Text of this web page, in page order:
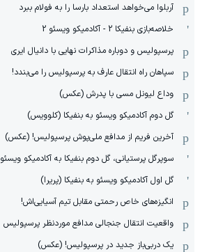
آربلوا می‌خواهد استعداد بارسا را به فولام ببرد
خلاصه‌بازی بنفیکا 2 - آکادمیکو ویسئو 2
پرسپولیس و دوباره مذاکرات نهایی با دانیال ایری
سپاهان راه انتقال عارف به پرسپولیس را می‌بندد!
وداع لیونل مسی با پدرش (عکس)
گل دوم آکادمیکو ویسئو به بنفیکا (کلوویس)
آخرین فریم از مدافع ملی‌پوش پرسپولیس! (عکس)
سوپرگل پرستیانی، گل دوم بنفیکا به آکادمیکو ویسئو
گل اول آکادمیکو ویسئو به بنفیکا (پریرا)
انگیزه‌های خاص رحمتی مقابل تیم‌ آسیایی‌اش!
واقعیت انتقال جنجالی مدافع موردنظر پرسپولیس
یک دربی‌باز جدید در پرسپولیس! (عکس)